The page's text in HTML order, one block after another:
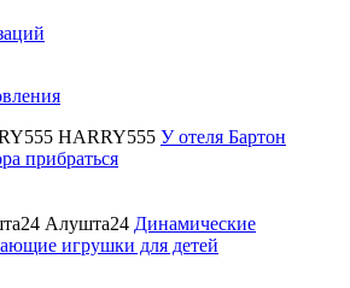
HARRY555 У отеля Бартон
прибраться
Алушта24 Динамические
игрушки для детей